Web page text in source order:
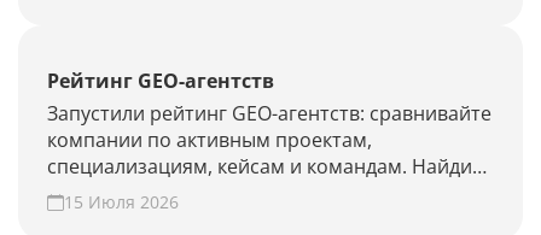
Рейтинг GEO-агентств
Запустили рейтинг GEO-агентств: сравнивайте
компании по активным проектам,
специализациям, кейсам и командам. Найдите
подрядчика для продвижения в ChatGPT,
Алисе AI и Perplexity или добавьте своё
15 Июля 2026